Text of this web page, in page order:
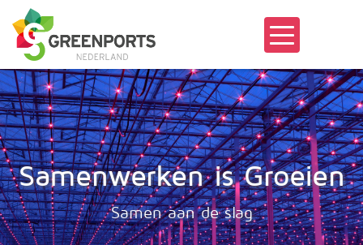
Samenwerken is Groeien
Samen aan de slag